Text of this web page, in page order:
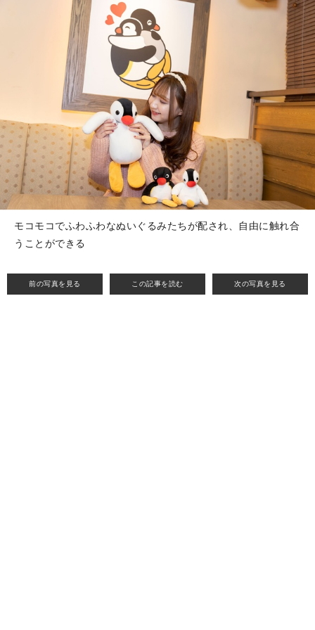
前の写真を見る この記事を読む 次の写真を見る
モコモコでふわふわなぬいぐるみたちが配され、自由に触れ合
うことができる